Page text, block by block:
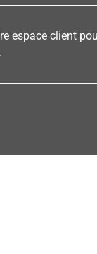
espace client